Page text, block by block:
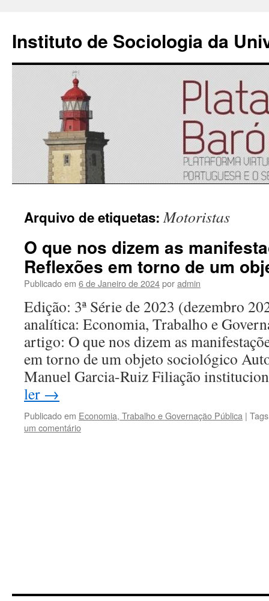
Instituto de Sociologia da
para
conteúdo
Arquivo de etiquetas:Motoristas
O que nos dizem as
Reflexões em torno de um
Publicado em 6 de Janeiro de 2024poradmin
Edição: 3ª Série de 2023 (dezembro
analítica: Economia, Trabalho e
artigo: O que nos dizem as
em torno de um objeto sociológico
Manuel Garcia-Ruiz Filiação
ler →
Publicado em Economia, Trabalho e Governação Pública | Tags
um comentário